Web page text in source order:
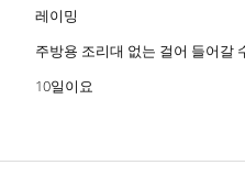
레이밍
주방용 조리대 없는 걸어 들어갈
10일이요